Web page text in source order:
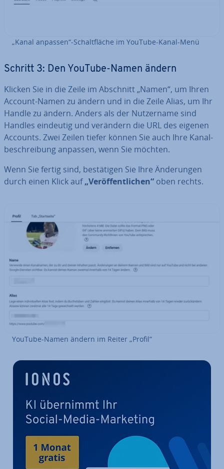
„Kanal anpassen“-Schalt­flä­che im YouTube-Kanal-Menü
Schritt 3: Den YouTube-Namen ändern
Klicken Sie in die Zeile im Abschnitt „Namen“, um Ihren
Account-Namen zu ändern und in die Zeile Alias, um Ihr
Handle zu ändern. Anders als der Nut­zer­na­me sind
Handles eindeutig und verändern die URL des eigenen
Accounts. Zwei Zeilen tiefer können Sie auch Ihre Ka­nal­
be­schrei­bung anpassen, wenn Sie möchten.
Wenn Sie fertig sind, be­stä­ti­gen Sie Ihre Än­de­run­gen
durch einen Klick auf„Ver­öf­fent­li­chen“ oben rechts.
YouTube-Namen ändern im Reiter „Profil“